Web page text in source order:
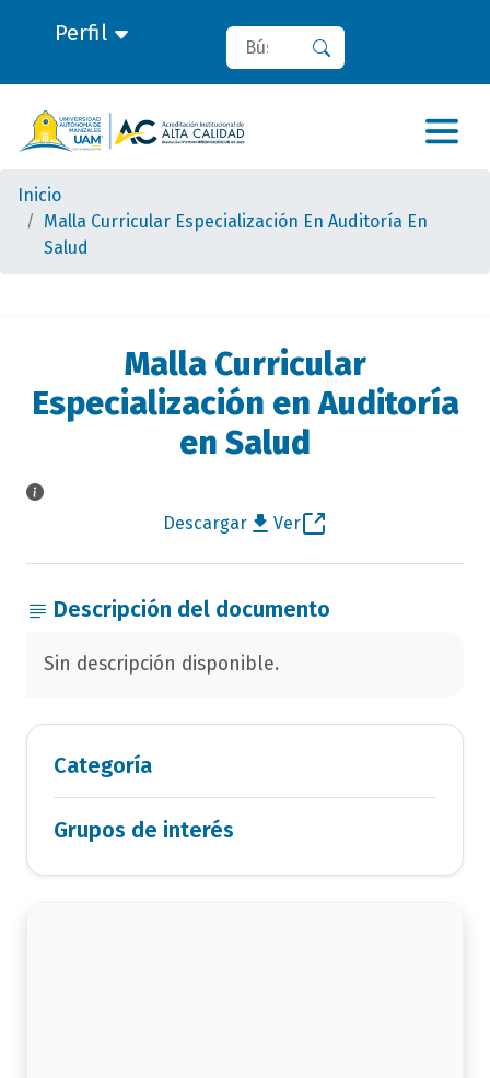
Perfil Buscar
Inicio
Malla Curricular Especialización En Auditoría En
Salud
Malla Curricular
Especialización en Auditoría
en Salud
Descargar Ver
Descripción del documento
Sin descripción disponible.
Categoría
Grupos de interés